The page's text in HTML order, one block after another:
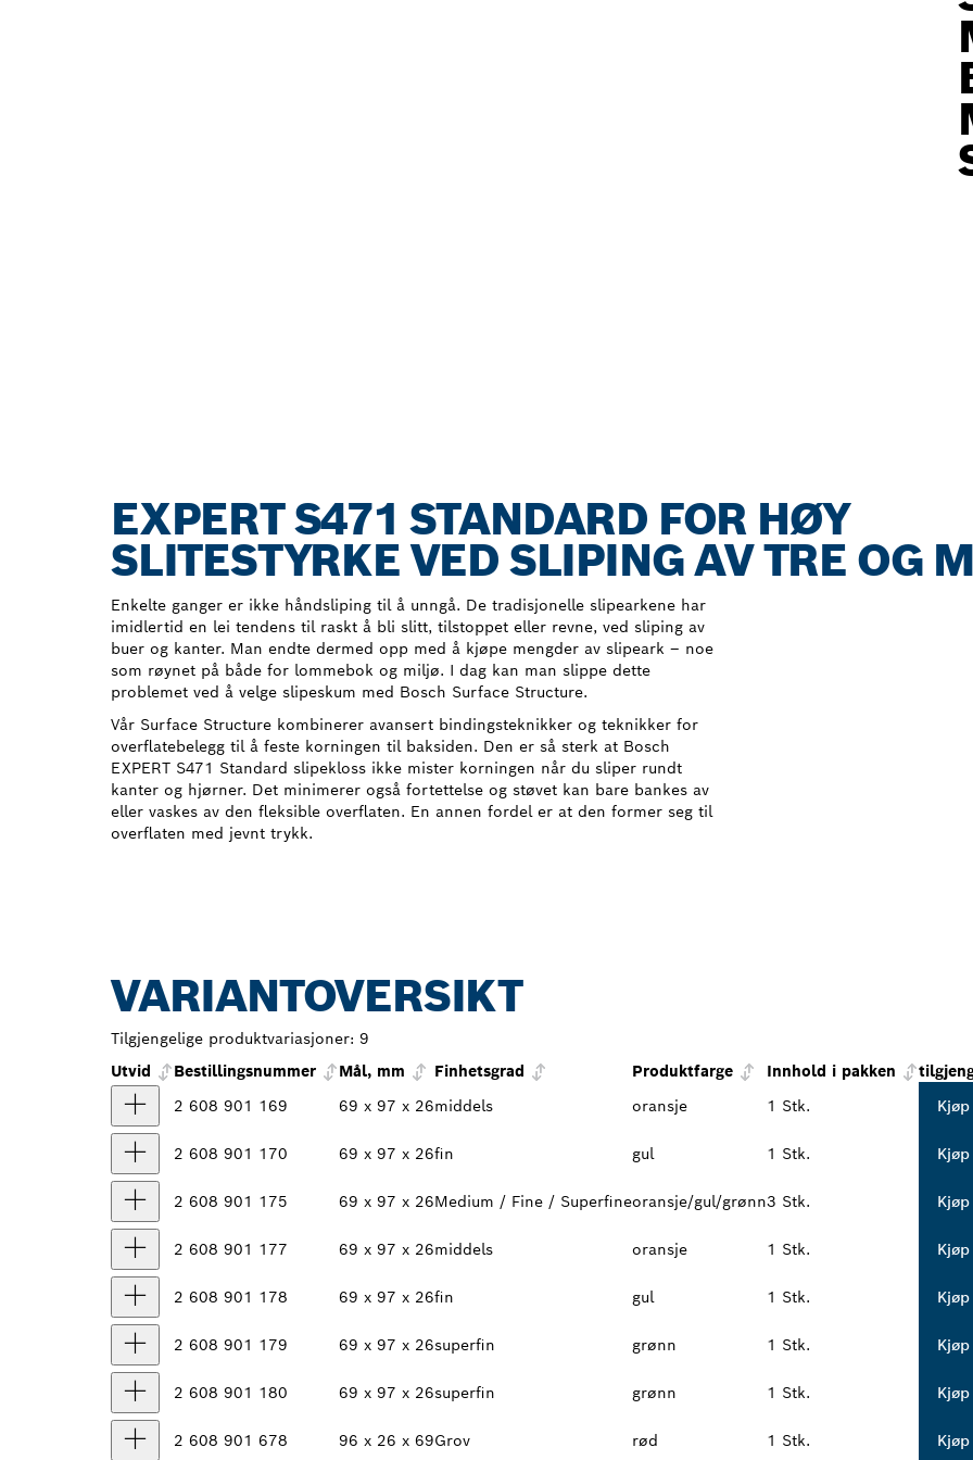
EXPERT S471 STANDARD FOR HØY
SLITESTYRKE VED SLIPING AV TRE OG
Enkelte ganger er ikke håndsliping til å unngå. De tradisjonelle slipearkene har
imidlertid en lei tendens til raskt å bli slitt, tilstoppet eller revne, ved sliping av
buer og kanter. Man endte dermed opp med å kjøpe mengder av slipeark – noe
som røynet på både for lommebok og miljø. I dag kan man slippe dette
problemet ved å velge slipeskum med Bosch Surface Structure.
Vår Surface Structure kombinerer avansert bindingsteknikker og teknikker for
overflatebelegg til å feste korningen til baksiden. Den er så sterk at Bosch
EXPERT S471 Standard slipekloss ikke mister korningen når du sliper rundt
kanter og hjørner. Det minimerer også fortettelse og støvet kan bare bankes av
eller vaskes av den fleksible overflaten. En annen fordel er at den former seg til
overflaten med jevnt trykk.
VARIANTOVERSIKT
Tilgjengelige produktvariasjoner: 9
Utvid
Bestillingsnummer Mål, mm Finhetsgrad Produktfarge Innhold i pakken
2 608 901 169
69 x 97 x 26middels oransje 1 Stk.
2 608 901 170 69 x 97 x 26fin gul 1 Stk.
2 608 901 175 69 x 97 x 26Medium / Fine / Superfineoransje/gul/grønn3 Stk.
2 608 901 177 69 x 97 x 26middels oransje 1 Stk.
2 608 901 178 69 x 97 x 26fin gul 1 Stk.
2 608 901 179 69 x 97 x 26superfin grønn 1 Stk.
2 608 901 180 69 x 97 x 26superfin grønn 1 Stk.
2 608 901 678 96 x 26 x 69Grov rød 1 Stk.